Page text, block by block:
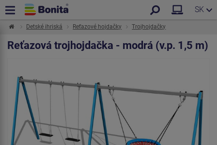
SK
Detské ihriská Reťazové hojdačky Trojhojdačky
Reťazová trojhojdačka - modrá (v.p. 1,5 m)